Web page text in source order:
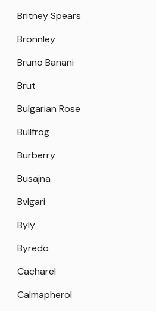
Britney Spears
Bronnley
Bruno Banani
Brut
Bulgarian Rose
Bullfrog
Burberry
Busajna
Bvlgari
Byly
Byredo
Cacharel
Calmapherol